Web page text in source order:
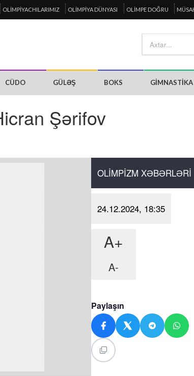
OLIMPIYACHILARIMIZ OLIMPIYA DÜNYASI OLIMPE DOĞRU
CÜDO GÜLƏŞ BOKS GIMNASTIKA
Şərifov
OLIMPIZM XƏBƏRLƏRI
24.12.2024, 18:35
A+
A-
Paylaşın